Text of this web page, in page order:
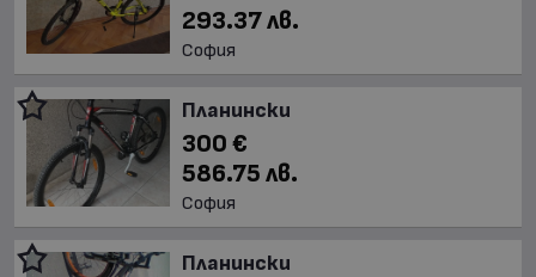
293.37 лв.
София
Планински
300 €
586.75 лв.
София
Планински